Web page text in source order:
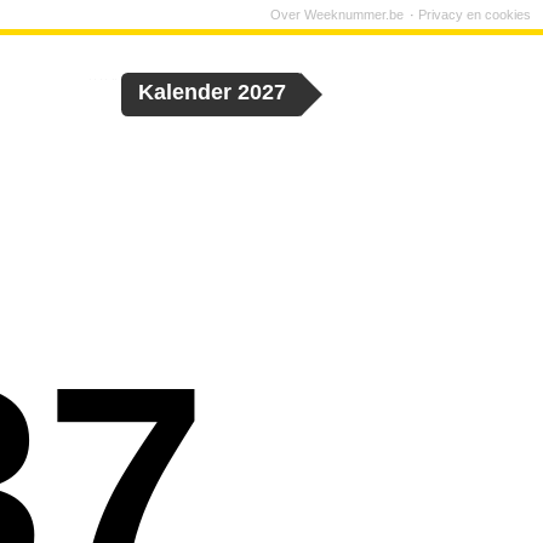
Kalender 2027
Over Weeknummer.be Privacy en cookies